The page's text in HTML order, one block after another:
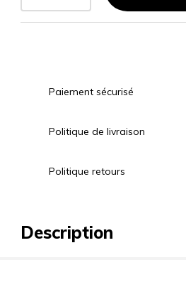
Paiement sécurisé
Politique de livraison
Politique retours
Description